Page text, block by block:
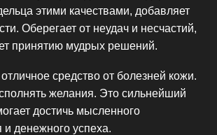
этими качествами, добавляет
Оберегает от неудач и несчастий,
принятию мудрых решений.
средство от болезней кожи.
желания. Это сильнейший
достичь мысленного
и денежного успеха.